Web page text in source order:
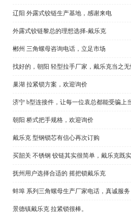
辽阳 外露式铰链生产基地，感谢来电
外露式铰链黎总的理想选择-戴乐克
郴州 三角螺母咨询电话，立足市场
找好的，朝阳 轻型拉手厂家，戴乐克当之
巢湖 拉紧锁方案，欢迎询价
济宁 b型连接件，让每一位袁总都能受骗上
朝阳 桥式把手规格，欢迎询价
戴乐克 型钢锁芯有信心再次订购
买韶关 不锈钢 铰链其实很简单，戴乐克既
抚州用户选择合适的 摇把锁戴乐克
蚌埠 系列三角螺母生产厂家电话，真诚服务
景德镇戴乐克 拉紧锁很棒。